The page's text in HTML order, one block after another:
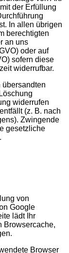
der Erfüllung
In allen übrigen
berechtigten
an uns
oder auf
sofern diese
widerrufbar.
übersandten
widerrufen
(z. B. nach
Zwingende
gesetzliche
von
Google
lädt Ihr
Browsercache,
Browser